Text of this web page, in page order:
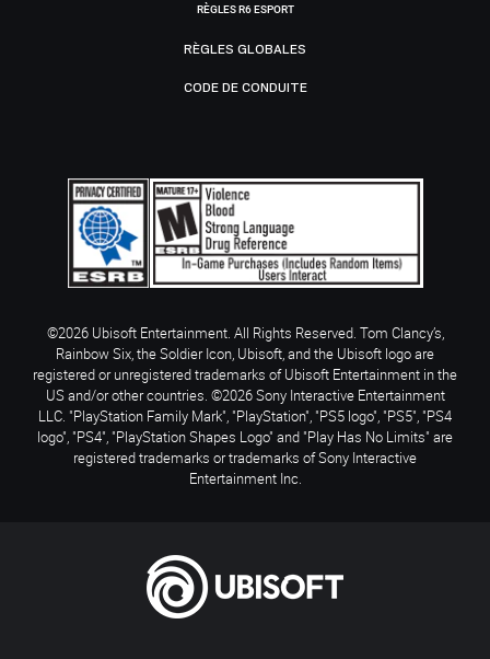
RÈGLES R6 ESPORT
RÈGLES GLOBALES
CODE DE CONDUITE
©2026 Ubisoft Entertainment. All Rights Reserved. Tom Clancy’s,
Rainbow Six, the Soldier Icon, Ubisoft, and the Ubisoft logo are
registered or unregistered trademarks of Ubisoft Entertainment in the
US and/or other countries. ©2026 Sony Interactive Entertainment
LLC. "PlayStation Family Mark", "PlayStation", "PS5 logo", "PS5", "PS4
logo", "PS4", "PlayStation Shapes Logo" and "Play Has No Limits" are
registered trademarks or trademarks of Sony Interactive
Entertainment Inc.